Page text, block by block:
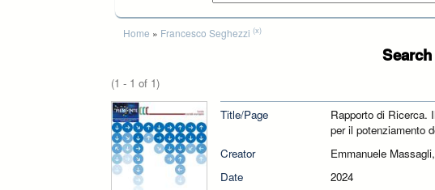
You are here
Home » Francesco Seghezzi (x)
(1 - 1 of 1)
Title/Page
Rapporto di Ricerca.
per il potenziamento
Creator
Emmanuele
Date
2024